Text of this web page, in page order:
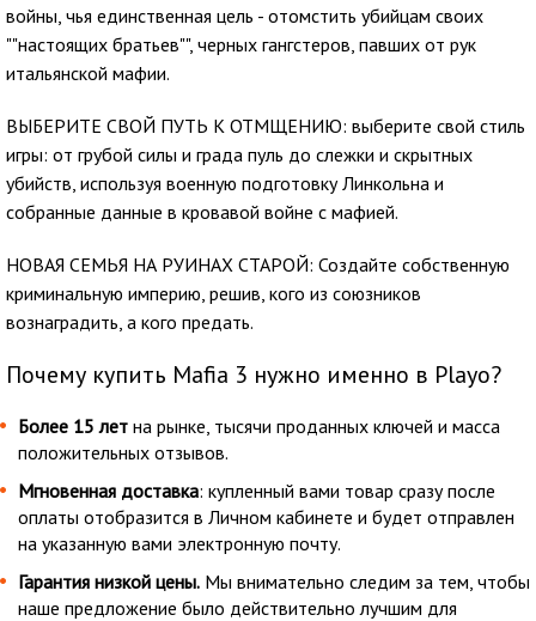
войны, чья единственная цель - отомстить убийцам своих
""настоящих братьев"", черных гангстеров, павших от рук
итальянской мафии.
ВЫБЕРИТЕ СВОЙ ПУТЬ К ОТМЩЕНИЮ: выберите свой стиль
игры: от грубой силы и града пуль до слежки и скрытных
убийств, используя военную подготовку Линкольна и
собранные данные в кровавой войне с мафией.
НОВАЯ СЕМЬЯ НА РУИНАХ СТАРОЙ: Создайте собственную
криминальную империю, решив, кого из союзников
вознаградить, а кого предать.
Почему купить Mafia 3 нужно именно в Playo?
Более 15 лет на рынке, тысячи проданных ключей и масса
положительных отзывов.
Мгновенная доставка: купленный вами товар сразу после
оплаты отобразится в Личном кабинете и будет отправлен
на указанную вами электронную почту.
Гарантия низкой цены. Мы внимательно следим за тем, чтобы
наше предложение было действительно лучшим для